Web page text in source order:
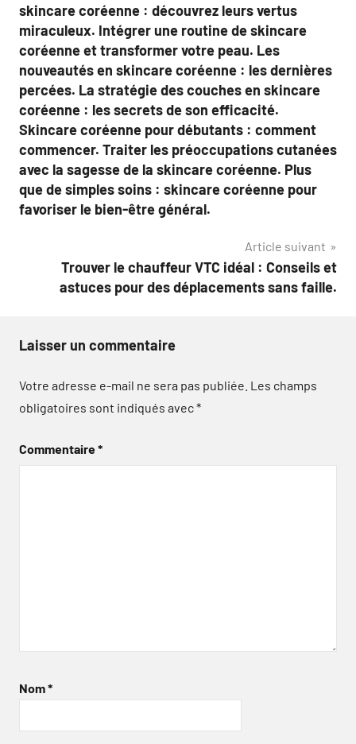
skincare coréenne : découvrez leurs vertus
miraculeux. Intégrer une routine de skincare
coréenne et transformer votre peau. Les
nouveautés en skincare coréenne : les dernières
percées. La stratégie des couches en skincare
coréenne : les secrets de son efficacité.
Skincare coréenne pour débutants : comment
commencer. Traiter les préoccupations cutanées
avec la sagesse de la skincare coréenne. Plus
que de simples soins : skincare coréenne pour
favoriser le bien-être général.
Article suivant
Trouver le chauffeur VTC idéal : Conseils et
astuces pour des déplacements sans faille.
Laisser un commentaire
Votre adresse e-mail ne sera pas publiée. Les champs
obligatoires sont indiqués avec*
Commentaire*
Nom*